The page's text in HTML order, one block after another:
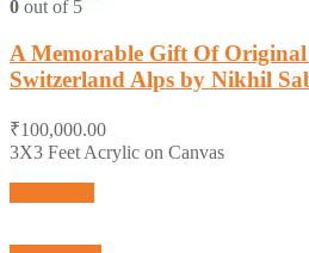
0 out of 5
A Memorable Gift Of
Switzerland Alps by Nikhil
₹100,000.00
3X3 Feet Acrylic on Canvas